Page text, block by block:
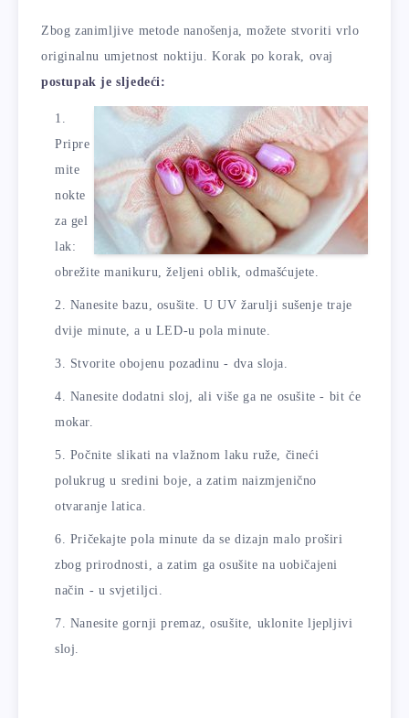
Zbog zanimljive metode nanošenja, možete stvoriti vrlo
originalnu umjetnost noktiju. Korak po korak, ovaj
postupak je sljedeći:
Pripre
mite
nokte
za gel
lak:
obrežite manikuru, željeni oblik, odmašćujete.
Nanesite bazu, osušite. U UV žarulji sušenje traje
dvije minute, a u LED-u pola minute.
Stvorite obojenu pozadinu - dva sloja.
Nanesite dodatni sloj, ali više ga ne osušite - bit će
mokar.
Počnite slikati na vlažnom laku ruže, čineći
polukrug u sredini boje, a zatim naizmjenično
otvaranje latica.
Pričekajte pola minute da se dizajn malo proširi
zbog prirodnosti, a zatim ga osušite na uobičajeni
način - u svjetiljci.
Nanesite gornji premaz, osušite, uklonite ljepljivi
sloj.